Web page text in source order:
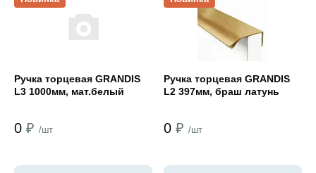
Ручка торцевая GRANDIS
L3 1000мм, мат.белый
0 ₽ /шт
Ручка торцевая GRANDIS
L2 397мм, браш латунь
0 ₽ /шт